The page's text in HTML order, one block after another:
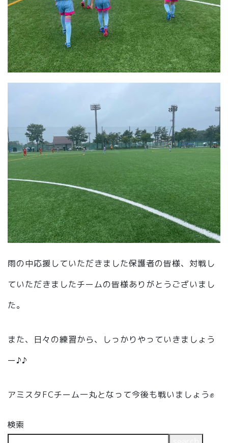
雨の中応援していただきました保護者の皆様、対戦し
ていただきましたチームの皆様ありがとうございまし
た。
また、日々の練習から、しっかりやっていきましょう
ー♪♪
アミスタFCチーム一丸となって今後も戦いましょう✊
検索